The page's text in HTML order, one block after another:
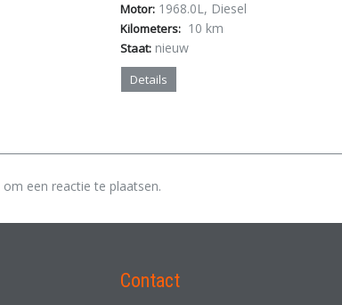
Motor:1968.0L, Diesel
Kilometers:10 km
Staat:nieuw
Details
om een reactie te plaatsen.
Contact